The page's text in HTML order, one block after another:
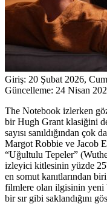
Giriş: 20 Şubat 2026,
Güncelleme: 24 Nisan
The Notebook izlerken
bir Hugh Grant klasiğini
sayısı sanıldığından çok
Margot Robbie ve Jacob
“Uğultulu Tepeler”
izleyici kitlesinin yüzde
en somut kanıtlarından
filmlere olan ilgisinin yeni
bir sır gibi saklandığını